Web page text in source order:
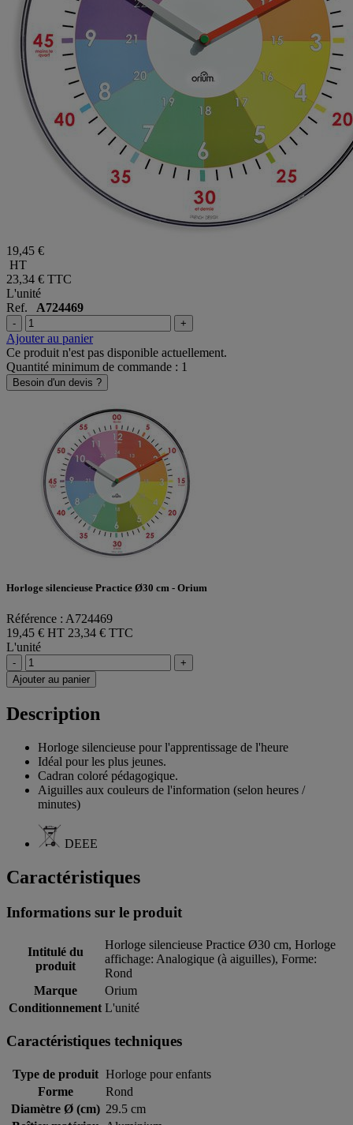
19,45 €
HT
23,34 € TTC
L'unité
Ref. A724469
- +
Ajouter au panier
Ce produit n'est pas disponible actuellement.
Quantité minimum de commande : 1
Besoin d'un devis ?
Horloge silencieuse Practice Ø30 cm - Orium
Référence : A724469
19,45 € HT 23,34 € TTC
L'unité
-
+
Ajouter au panier
Description
Horloge silencieuse pour l'apprentissage de l'heure
Idéal pour les plus jeunes.
Cadran coloré pédagogique.
Aiguilles aux couleurs de l'information (selon heures /
minutes)
DEEE
Caractéristiques
Informations sur le produit
Intitulé du
produit
Horloge silencieuse Practice Ø30 cm, Horloge
affichage: Analogique (à aiguilles), Forme:
Rond
Marque
Orium
Conditionnement L'unité
Caractéristiques techniques
Type de produit Horloge pour enfants
Forme
Rond
Diamètre Ø (cm) 29.5 cm